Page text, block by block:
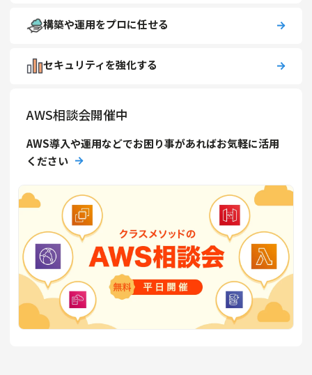
構築や運用をプロに任せる
セキュリティを強化する
AWS相談会開催中
AWS導入や運用などでお困り事があればお気軽に活用
ください